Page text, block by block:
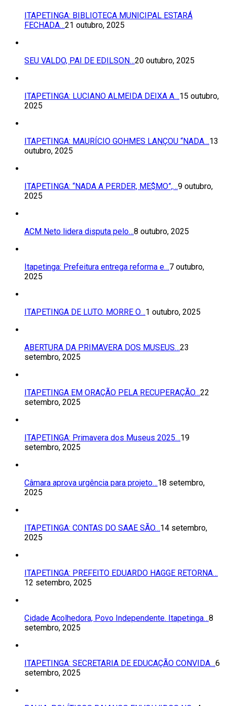
ITAPETINGA: BIBLIOTECA MUNICIPAL ESTARÁ
FECHADA…21 outubro, 2025
SEU VALDO, PAI DE EDILSON…20 outubro, 2025
ITAPETINGA: LUCIANO ALMEIDA DEIXA A…15 outubro,
2025
ITAPETINGA: MAURÍCIO GOHMES LANÇOU “NADA…13
outubro, 2025
ITAPETINGA: “NADA A PERDER, ME$MO”,…9 outubro,
2025
ACM Neto lidera disputa pelo…8 outubro, 2025
Itapetinga: Prefeitura entrega reforma e…7 outubro,
2025
ITAPETINGA DE LUTO. MORRE O…1 outubro, 2025
ABERTURA DA PRIMAVERA DOS MUSEUS…23
setembro, 2025
ITAPETINGA EM ORAÇÃO PELA RECUPERAÇÃO…22
setembro, 2025
ITAPETINGA: Primavera dos Museus 2025…19
setembro, 2025
Câmara aprova urgência para projeto…18 setembro,
2025
ITAPETINGA: CONTAS DO SAAE SÃO…14 setembro,
2025
ITAPETINGA: PREFEITO EDUARDO HAGGE RETORNA…
12 setembro, 2025
Cidade Acolhedora, Povo Independente. Itapetinga…8
setembro, 2025
ITAPETINGA: SECRETARIA DE EDUCAÇÃO CONVIDA…6
setembro, 2025